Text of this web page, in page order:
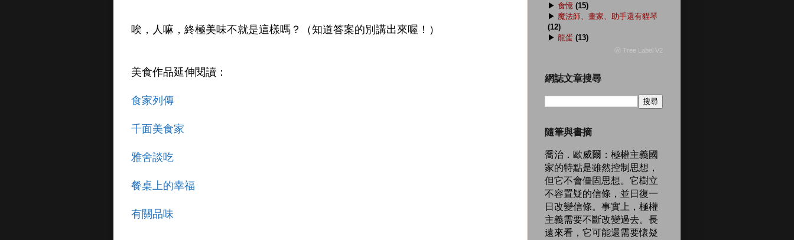
唉，人嘛，終極美味不就是這樣嗎？（知道答案的別講出來喔！）
美食作品延伸閱讀：
食家列傳
千面美食家
雅舍談吃
餐桌上的幸福
有關品味
▶ 食憶 (15)
▶ 魔法師、畫家、助手還有貓琴
(12)
▶ 龍蛋 (13)
ⓦ Tree Label V2
網誌文章搜尋
隨筆與書摘
喬治．歐威爾：極權主義國
家的特點是雖然控制思想，
但它不會僵固思想。它樹立
不容置疑的信條，並日復一
日改變信條。事實上，極權
主義需要不斷改變過去。長
遠來看，它可能還需要懷疑